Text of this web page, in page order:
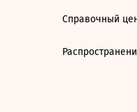
Справочный